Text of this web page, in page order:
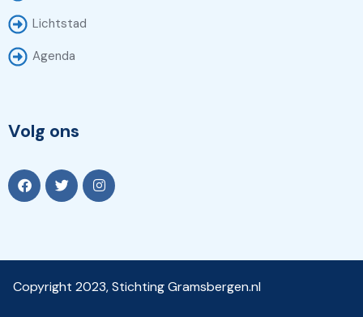
Lichtstad
Agenda
Volg ons
Copyright 2023, Stichting Gramsbergen.nl